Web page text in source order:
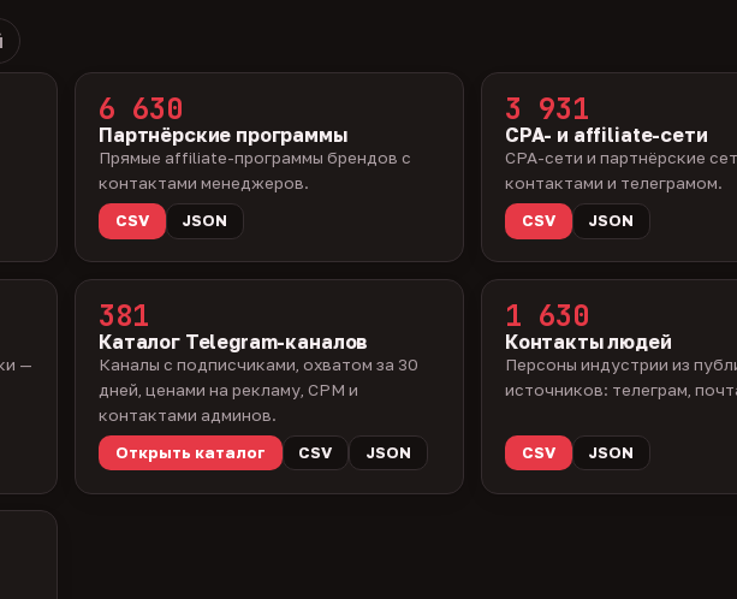
6 630
Партнёрские программы
Прямые affiliate-программы брендов с
контактами менеджеров.
CSV
JSON
3 931
CPA- и affiliate-сети
CPA-сети и партнёрские
контактами и телеграмом.
CSV
JSON
—
381
Каталог Telegram-каналов
Каналы с подписчиками, охватом за 30
дней, ценами на рекламу, CPM и
контактами админов.
Открыть каталог
CSV JSON
1 630
Контакты людей
Персоны индустрии из
источников: телеграм,
CSV JSON